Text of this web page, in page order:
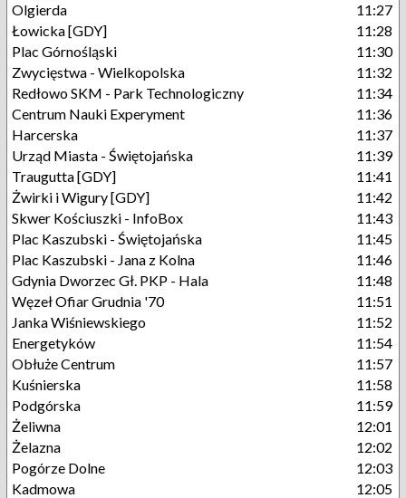
Olgierda
11:27
Łowicka [GDY]
11:28
Plac Górnośląski
11:30
Zwycięstwa - Wielkopolska
11:32
Redłowo SKM - Park Technologiczny
11:34
Centrum Nauki Experyment
11:36
Harcerska
11:37
Urząd Miasta - Świętojańska
11:39
Traugutta [GDY]
11:41
Żwirki i Wigury [GDY]
11:42
Skwer Kościuszki - InfoBox
11:43
Plac Kaszubski - Świętojańska
11:45
Plac Kaszubski - Jana z Kolna
11:46
Gdynia Dworzec Gł. PKP - Hala
11:48
Węzeł Ofiar Grudnia '70
11:51
Janka Wiśniewskiego
11:52
Energetyków
11:54
Obłuże Centrum
11:57
Kuśnierska
11:58
Podgórska
11:59
Żeliwna
12:01
Żelazna
12:02
Pogórze Dolne
12:03
Kadmowa
12:05